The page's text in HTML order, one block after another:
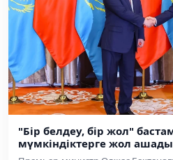
"Бір белдеу, бір жол"
мүмкіндіктерге жол